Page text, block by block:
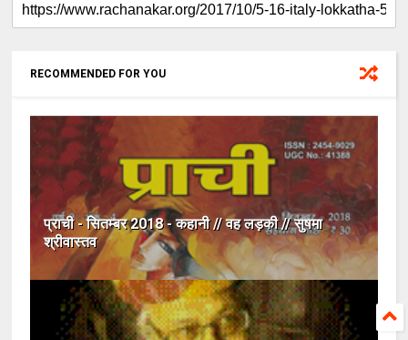
RECOMMENDED FOR YOU
प्राची - सितम्बर 2018 - कहानी // वह लड़की // सुषमा
श्रीवास्तव